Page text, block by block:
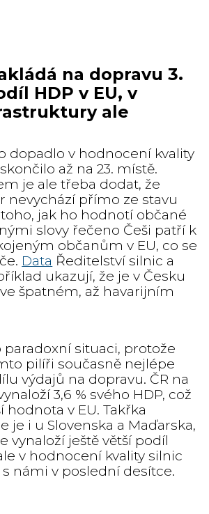
na dopravu 3.
HDP v EU, v
ale
dopadlo v hodnocení kvality
až na 23. místě.
je ale třeba dodat, že
nevychází přímo ze stavu
toho, jak ho hodnotí občané
slovy řečeno Češi patří k
občanům v EU, co se
Data Ředitelství silnic a
ukazují, že je v Česku
špatném, až havarijním
paradoxní situaci, protože
pilíři současně nejlépe
výdajů na dopravu. ČR na
3,6 % svého HDP, což
hodnota v EU. Takřka
je i u Slovenska a Maďarska,
vynaloží ještě větší podíl
v hodnocení kvality silnic
námi v poslední desítce.